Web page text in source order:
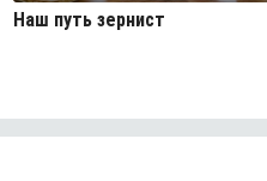
Наш путь зернист